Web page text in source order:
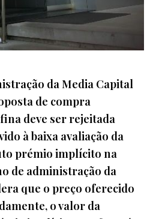
da Media Capital
de compra
deve ser rejeitada
à baixa avaliação da
prémio implícito na
de administração da
que o preço oferecido
o valor da